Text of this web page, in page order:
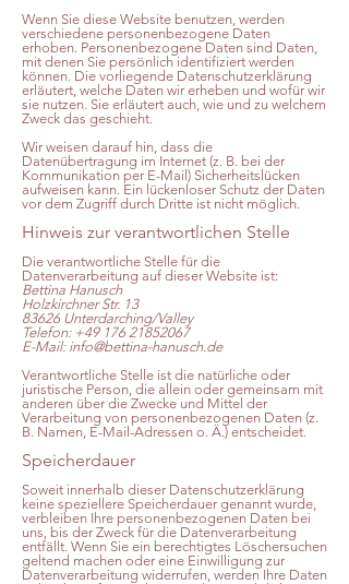
Wenn Sie diese Website benutzen, werden
verschiedene personenbezogene Daten
erhoben. Personenbezogene Daten sind Daten,
mit denen Sie persönlich identifiziert werden
können. Die vorliegende Datenschutzerklärung
erläutert, welche Daten wir erheben und wofür wir
sie nutzen. Sie erläutert auch, wie und zu welchem
Zweck das geschieht.
Wir weisen darauf hin, dass die
Datenübertragung im Internet (z. B. bei der
Kommunikation per E-Mail) Sicherheitslücken
aufweisen kann. Ein lückenloser Schutz der Daten
vor dem Zugriff durch Dritte ist nicht möglich.
Hinweis zur verantwortlichen Stelle
Die verantwortliche Stelle für die
Datenverarbeitung auf dieser Website ist:
Bettina Hanusch
Holzkirchner Str. 13
83626 Unterdarching/Valley
Telefon: +49 176 21852067
E-Mail: info@bettina-hanusch.de
Verantwortliche Stelle ist die natürliche oder
juristische Person, die allein oder gemeinsam mit
anderen über die Zwecke und Mittel der
Verarbeitung von personenbezogenen Daten (z.
B. Namen, E-Mail-Adressen o. Ä.) entscheidet.
Speicherdauer
Soweit innerhalb dieser Datenschutzerklärung
keine speziellere Speicherdauer genannt wurde,
verbleiben Ihre personenbezogenen Daten bei
uns, bis der Zweck für die Datenverarbeitung
entfällt. Wenn Sie ein berechtigtes Löschersuchen
geltend machen oder eine Einwilligung zur
Datenverarbeitung widerrufen, werden Ihre Daten